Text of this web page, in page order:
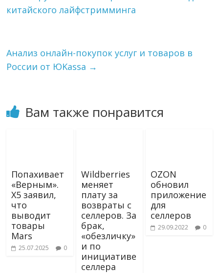
a
a
i
k
i
и
китайского лайфстримминга
Анализ онлайн-покупок услуг и товаров в
России от ЮKassa →
Вам также понравится
Попахивает
«Верным».
X5 заявил,
что
выводит
товары
Mars
25.07.2025 0
Wildberries
меняет
плату за
возвраты с
селлеров. За
брак,
«обезличку»
и по
инициативе
селлера
OZON
обновил
приложение
для
селлеров
29.09.2022 0